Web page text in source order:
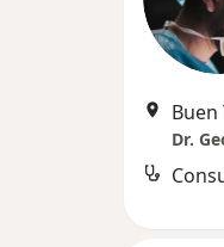
Buen
Dr.